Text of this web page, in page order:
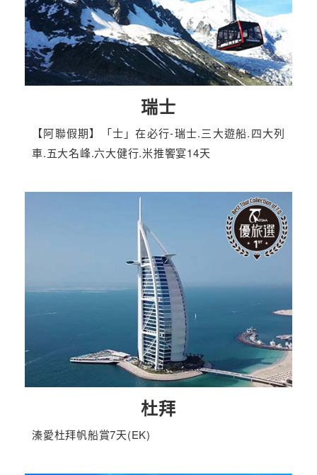
瑞士
【阿聯假期】「士」在必行-瑞士.三大遊船.四大列
車.五大名峰.六大健行.米推饗宴14天
杜拜
溱愛杜拜帆船賞7天(EK)